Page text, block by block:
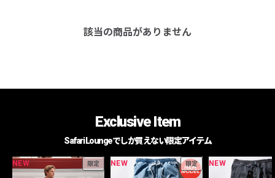
該当の商品がありません
Exclusive Item
Safari Loungeでしか買えない限定アイテム
NEW 限定 NEW 限定 NEW